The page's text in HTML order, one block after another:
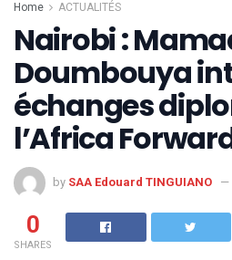
Home ACTUALITÉS
Nairobi :
Doumbouya
échanges
l’Africa
by SAA Edouard TINGUIANO
0
SHARES